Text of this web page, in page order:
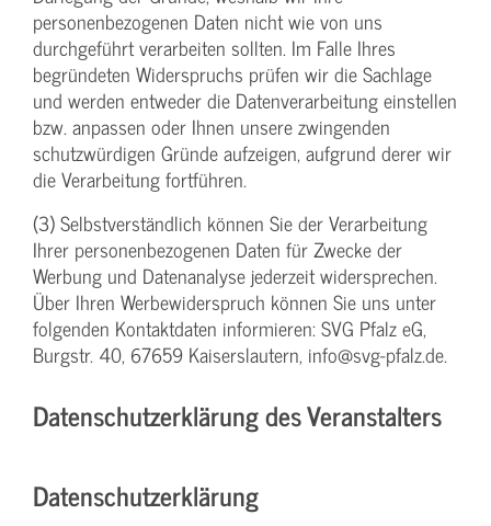
personenbezogenen Daten nicht wie von uns
durchgeführt verarbeiten sollten. Im Falle Ihres
begründeten Widerspruchs prüfen wir die Sachlage
und werden entweder die Datenverarbeitung einstellen
bzw. anpassen oder Ihnen unsere zwingenden
schutzwürdigen Gründe aufzeigen, aufgrund derer wir
die Verarbeitung fortführen.
(3) Selbstverständlich können Sie der Verarbeitung
Ihrer personenbezogenen Daten für Zwecke der
Werbung und Datenanalyse jederzeit widersprechen.
Über Ihren Werbewiderspruch können Sie uns unter
folgenden Kontaktdaten informieren: SVG Pfalz eG,
Burgstr. 40, 67659 Kaiserslautern, info@svg-pfalz.de.
Datenschutzerklärung des Veranstalters
Datenschutzerklärung